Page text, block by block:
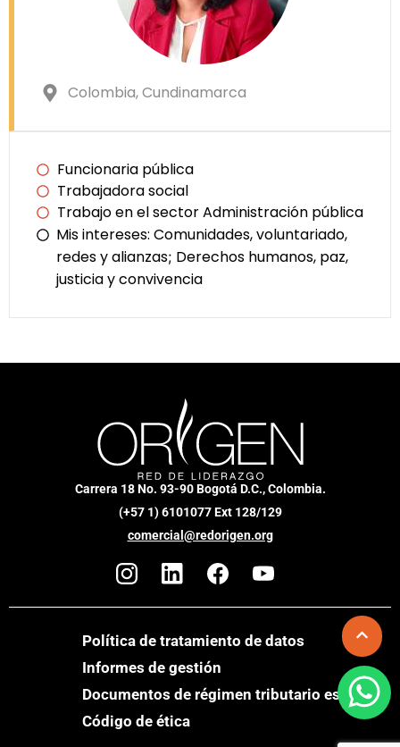
Colombia, Cundinamarca
Funcionaria pública
Trabajadora social
Trabajo en el sector Administración pública
Mis intereses: Comunidades, voluntariado,
redes y alianzas; Derechos humanos, paz,
justicia y convivencia
Carrera 18 No. 93-90 Bogotá D.C., Colombia.
(+57 1) 6101077 Ext 128/129
comercial@redorigen.org
Política de tratamiento de datos
Informes de gestión
Documentos de régimen tributario especial
Código de ética